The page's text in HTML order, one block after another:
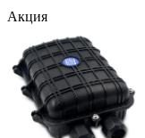
эксплуатации,
Элементы:
кабеля и
гарантирует их
Акция